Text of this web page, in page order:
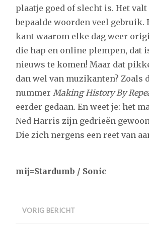
plaatje goed of slecht is. Het
bepaalde woorden veel gebruik.
kant waarom elke dag weer
die hap en online plempen, dat
nieuws te komen! Maar dat
dan wel van muzikanten? Zoals
nummer Making History By
eerder gedaan. En weet je: het
Ned Harris zijn gedrieën
Die zich nergens een reet van
mij=Stardumb / Sonic
VORIG BERICHT